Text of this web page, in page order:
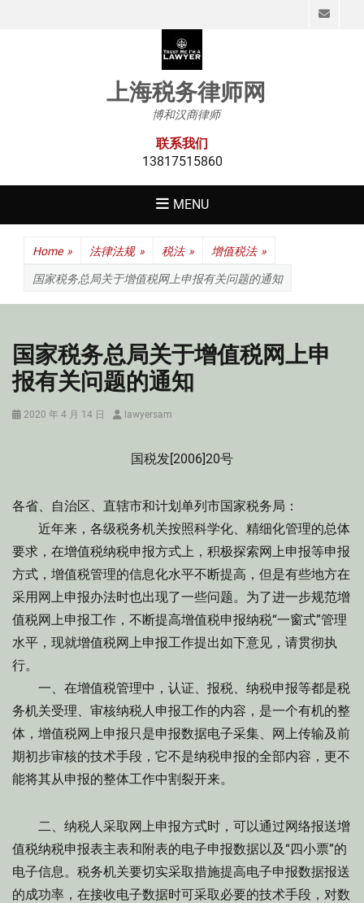
上海税务律师网
博和汉商律师
联系我们
13817515860
MENU
Home » 法律法规 » 税法 » 增值税法 »
国家税务总局关于增值税网上申报有关问题的通知
国家税务总局关于增值税网上申
报有关问题的通知
Posted
2020 年 4 月 14 日 Authorlawyersam
国税发[2006]20号
各省、自治区、直辖市和计划单列市国家税务局：
近年来，各级税务机关按照科学化、精细化管理的总体
要求，在增值税纳税申报方式上，积极探索网上申报等申报
方式，增值税管理的信息化水平不断提高，但是有些地方在
采用网上申报办法时也出现了一些问题。为了进一步规范增
值税网上申报工作，不断提高增值税申报纳税“一窗式”管理
水平，现就增值税网上申报工作提出如下意见，请贯彻执
行。
一、在增值税管理中，认证、报税、纳税申报等都是税
务机关受理、审核纳税人申报工作的内容，是一个有机的整
体，增值税网上申报只是申报数据电子采集、网上传输及前
期初步审核的技术手段，它不是纳税申报的全部内容，更不
能将其从申报的整体工作中割裂开来。
二、纳税人采取网上申报方式时，可以通过网络报送增
值税纳税申报表主表和附表的电子申报数据以及“四小票”的
电子信息。税务机关要切实采取措施提高电子申报数据报送
的成功率，在接收电子数据时可采取必要的技术手段，对数